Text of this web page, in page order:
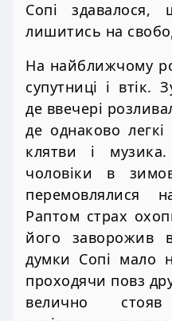
Сопі
лишитись на
На найближчому
супутниці і втік.
де ввечері
де однаково
клятви і
чоловіки в
перемовлялися
Раптом страх
його заворожив
думки Сопі мало
проходячи повз
велично